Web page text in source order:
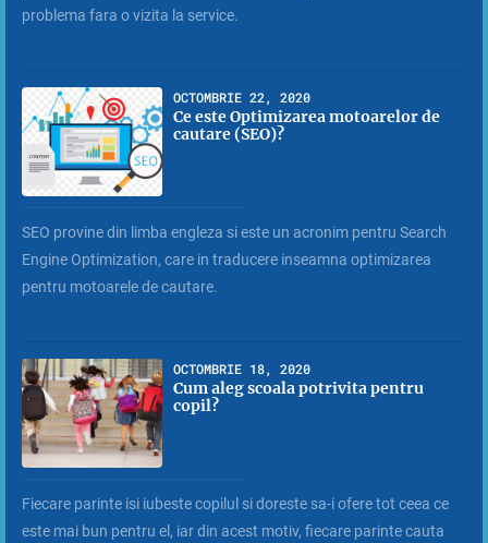
problema fara o vizita la service.
OCTOMBRIE 22, 2020
Ce este Optimizarea motoarelor de
cautare (SEO)?
SEO provine din limba engleza si este un acronim pentru Search
Engine Optimization, care in traducere inseamna optimizarea
pentru motoarele de cautare.
OCTOMBRIE 18, 2020
Cum aleg scoala potrivita pentru
copil?
Fiecare parinte isi iubeste copilul si doreste sa-i ofere tot ceea ce
este mai bun pentru el, iar din acest motiv, fiecare parinte cauta